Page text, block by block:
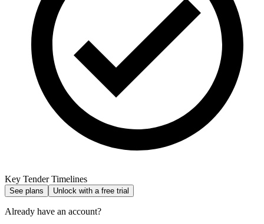
Key Tender Timelines
See plans Unlock with a free trial
Already have an account?